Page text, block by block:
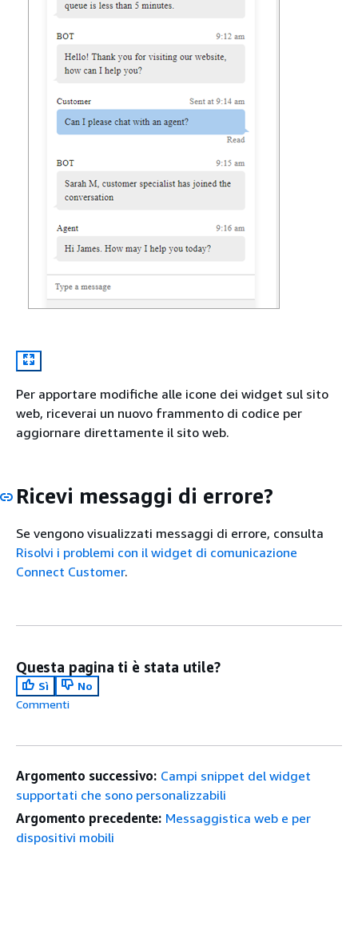
Per apportare modifiche alle icone dei widget sul sito
web, riceverai un nuovo frammento di codice per
aggiornare direttamente il sito web.
Ricevi messaggi di errore?
Se vengono visualizzati messaggi di errore, consulta
Risolvi i problemi con il widget di comunicazione
Connect Customer.
Questa pagina ti è stata utile?
Sì
No
Commenti
Argomento successivo: Campi snippet del widget
supportati che sono personalizzabili
Argomento precedente: Messaggistica web e per
dispositivi mobili